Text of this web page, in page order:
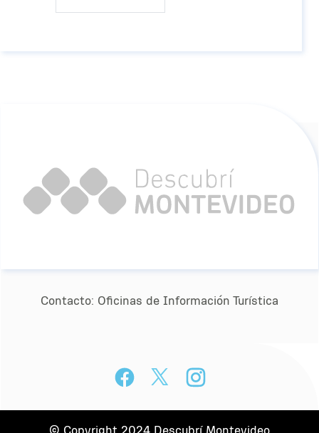
Contacto: Oﬁcinas de Información Turística